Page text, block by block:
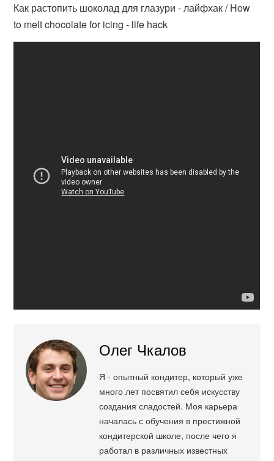
Как растопить шоколад для глазури - лайфхак / How
to melt chocolate for icing - life hack
Олег Чкалов
Я - опытный кондитер, который уже
много лет посвятил себя искусству
создания сладостей. Моя карьера
началась с обучения в престижной
кондитерской школе, после чего я
работал в различных известных